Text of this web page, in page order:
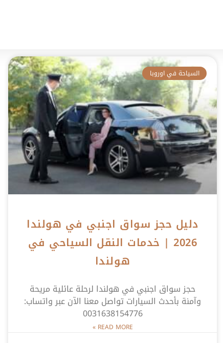
السياحة في اوروبا
دليل حجز سواق اجنبي في هولندا
2026 | خدمات النقل السياحي في
هولندا
حجز سواق اجنبي في هولندا لرحلة عائلية مريحة
وآمنة بأحدث السيارات تواصل معنا الآن عبر واتساب:
0031638154776
READ MORE »